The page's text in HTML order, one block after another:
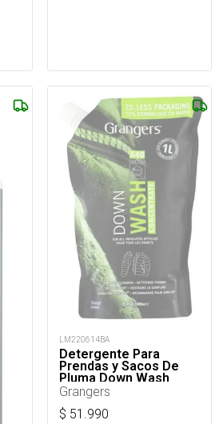
LM220614BA
Detergente Para
Prendas y Sacos De
Pluma Down Wash
Grangers
$ 51.990